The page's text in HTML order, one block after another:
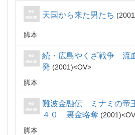
天国から来た男たち 2001
脚本
続・広島やくざ戦争 流
発
2001
OV
脚本
難波金融伝 ミナミの帝
４０ 裏金略奪
2001
OV
脚本